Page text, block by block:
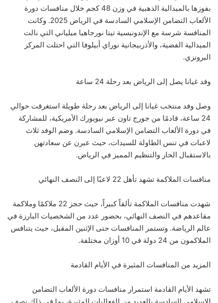
بفوزها بالميدالية الذهبية في وزن 48 كجم خلال منافسات دورة
الألعاب التضامن الإسلامي السادسة في الرياض 2025. وكانت
المنافسة شرسة مع الإندونيسية تيتا نورجاهيا ميلياني التي نالت
الميدالية الفضية، والأذربيجانية نوراي أبيلوفا التي احتلت المركز
البرونزي.
وفد غيانا يصل إلى الرياض بعد رحلة 24 ساعة
وصل وفد منتخب غيانا إلى الرياض بعد رحلة طويلة استغرقت حوالي
24 ساعة، قادمًا من جورج تاون عبر نيويورك الأمريكية، للمشاركة
في دورة الألعاب التضامن الإسلامي السادسة. وضم الوفد ثلاث
لاعبات في تنس الطاولة للسيدات، حيث عبرن عن سعادتهن
بالاستقبال الحار والتنظيم المميز في الرياض.
منافسات الملاكمة تشهد تأهل 22 لاعبًا إلى النصف النهائي
شهدت منافسات الملاكمة تألقاً كبيراً، حيث حجز 22 ملاكمًا وملاكمة
مقاعدهم في النصف النهائي، بحضور عدد من الشخصيات البارزة في
عالم الرياضة. وتستمر المنافسات حتى الإثنين المقبل، حيث يتنافس
الملاكمون من 24 دولة في 10 أوزان مختلفة.
المزيد من المنافسات المثيرة في الأيام القادمة
تشهد الأيام القادمة استمرار منافسات دورة الألعاب التضامن